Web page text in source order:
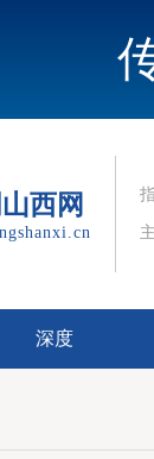
西网
深度